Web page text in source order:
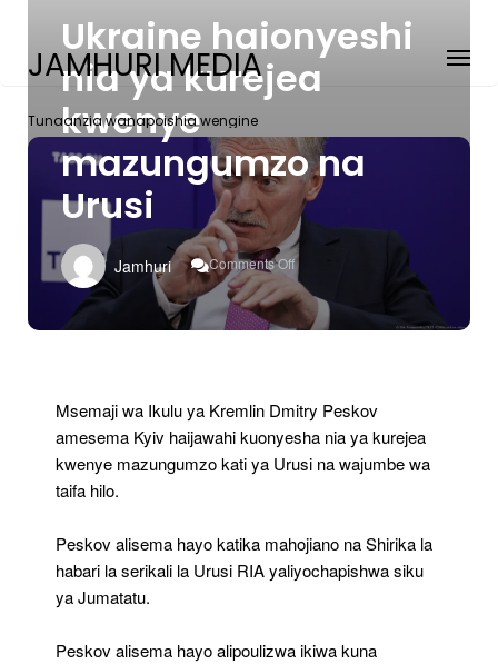
JAMHURI MEDIA
Tunaanzia wanapoishia wengine
Ukraine haionyeshi
nia ya kurejea
kwenye
mazungumzo na
Urusi
Jamhuri Comments Off
On
Ukraine
Haionyeshi
Nia
Mazungumzo
Na
Urusi
Msemaji wa Ikulu ya Kremlin Dmitry Peskov
amesema Kyiv haijawahi kuonyesha nia ya kurejea
kwenye mazungumzo kati ya Urusi na wajumbe wa
taifa hilo.
Peskov alisema hayo katika mahojiano na Shirika la
habari la serikali la Urusi RIA yaliyochapishwa siku
ya Jumatatu.
Peskov alisema hayo alipoulizwa ikiwa kuna